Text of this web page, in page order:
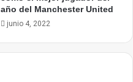
año del Manchester United
junio 4, 2022